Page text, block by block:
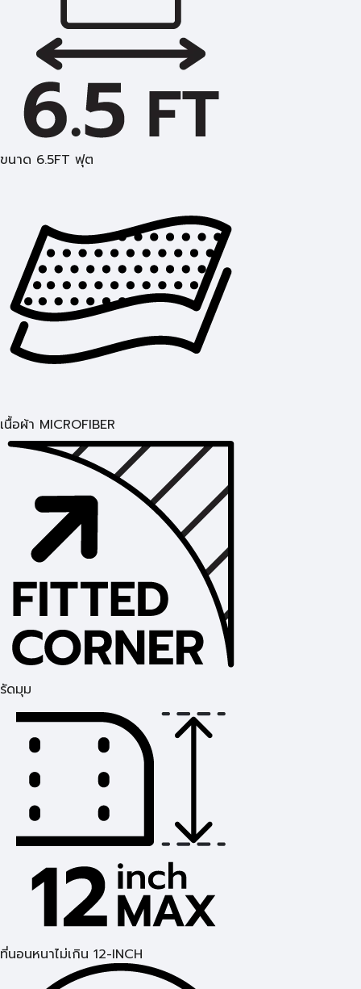
ขนาด 6.5FT ฟุต
เนื้อผ้า MICROFIBER
รัดมุม
ที่นอนหนาไม่เกิน 12-INCH